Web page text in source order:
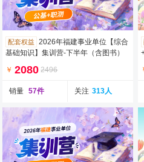
配套权益
2026年福建事业单位【综合
基础知识】集训营-下半年（含图书）
￥ 2080 2496
销量 57件 关注 313人